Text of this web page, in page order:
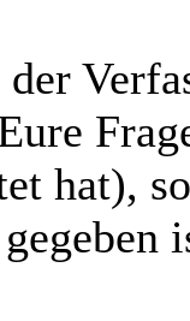
hat),